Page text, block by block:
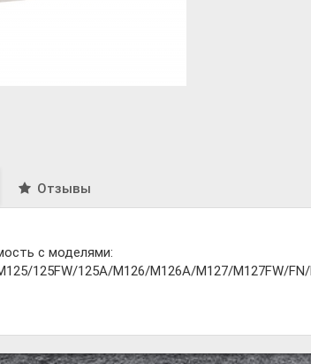
Отзывы
с моделями:
125FW/125A/M126/M126A/M127/M127FW/